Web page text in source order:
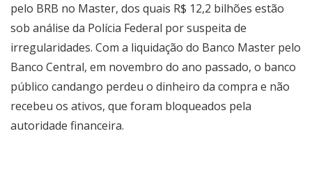
pelo BRB no Master, dos quais R$ 12,2 bilhões estão
sob análise da Polícia Federal por suspeita de
irregularidades. Com a liquidação do Banco Master pelo
Banco Central, em novembro do ano passado, o banco
público candango perdeu o dinheiro da compra e não
recebeu os ativos, que foram bloqueados pela
autoridade financeira.